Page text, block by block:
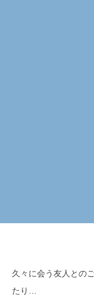
久々に会う友人との
たり…